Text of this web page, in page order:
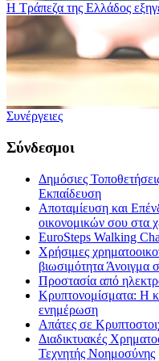
Η Τράπεζα της Ελλάδος
Συνέργειες
Σύνδεσμοι
Δημόσιες
Εκπαίδευση
Αποταμίευση και
οικονομικών σου στα
EuroSteps Walking
Χρήσιμες
βιωσιμότητα Άνοιγμα
Προστασία από
Κρυπτονομίσματα: Η
ενημέρωση
Απάτες σε
Διαδικτυακές
Τεχνητής Νοημοσύνης